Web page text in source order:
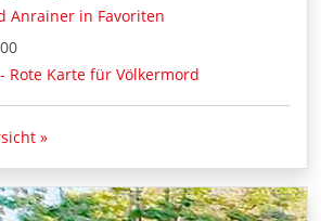
Anrainer in Favoriten
Rote Karte für Völkermord
»